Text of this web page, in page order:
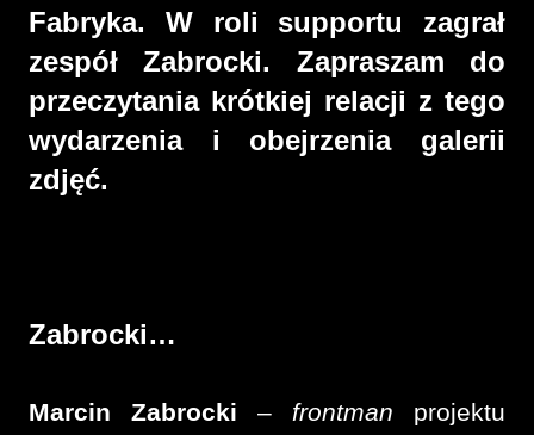
Fabryka. W roli supportu zagrał
zespół Zabrocki. Zapraszam do
przeczytania krótkiej relacji z tego
wydarzenia i obejrzenia galerii
zdjęć.
Zabrocki…
Marcin Zabrocki – frontman projektu